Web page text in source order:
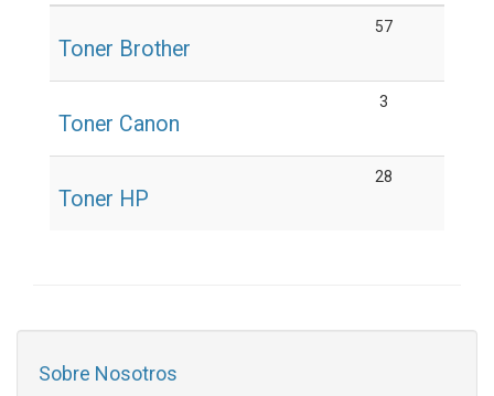
Toner Brother
57
Toner Canon
3
Toner HP
28
Sobre Nosotros